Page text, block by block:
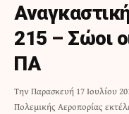
215 – Σώοι
ΠΑ
Την Παρασκευή 17 Ιουλίου
Πολεμικής Αεροπορίας